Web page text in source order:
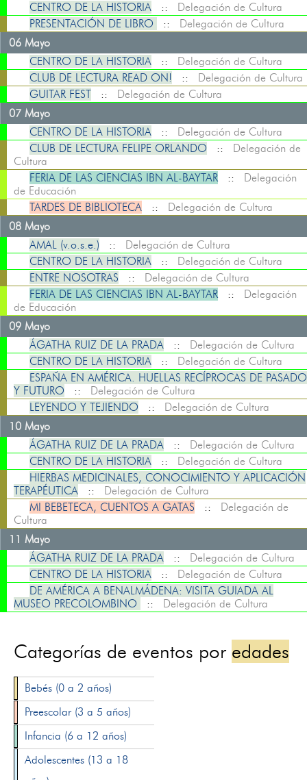
CENTRO DE LA HISTORIA :: Delegación de Cultura
PRESENTACIÓN DE LIBRO
:: Delegación de Cultura
06 Mayo
CENTRO DE LA HISTORIA :: Delegación de Cultura
CLUB DE LECTURA READ ON!
:: Delegación de Cultura
GUITAR FEST :: Delegación de Cultura
07 Mayo
CENTRO DE LA HISTORIA :: Delegación de Cultura
CLUB DE LECTURA FELIPE ORLANDO :: Delegación de
Cultura
FERIA DE LAS CIENCIAS IBN AL-BAYTAR:: Delegación
de Educación
TARDES DE BIBLIOTECA :: Delegación de Cultura
08 Mayo
AMAL (v.o.s.e.) :: Delegación de Cultura
CENTRO DE LA HISTORIA :: Delegación de Cultura
ENTRE NOSOTRAS :: Delegación de Cultura
FERIA DE LAS CIENCIAS IBN AL-BAYTAR:: Delegación
de Educación
09 Mayo
ÁGATHA RUIZ DE LA PRADA :: Delegación de Cultura
CENTRO DE LA HISTORIA :: Delegación de Cultura
ESPAÑA EN AMÉRICA. HUELLAS RECÍPROCAS DE PASADO
Y FUTURO :: Delegación de Cultura
LEYENDO Y TEJIENDO :: Delegación de Cultura
10 Mayo
ÁGATHA RUIZ DE LA PRADA :: Delegación de Cultura
CENTRO DE LA HISTORIA :: Delegación de Cultura
HIERBAS MEDICINALES, CONOCIMIENTO Y APLICACIÓN
TERAPÉUTICA :: Delegación de Cultura
MI BEBETECA, CUENTOS A GATAS :: Delegación de
Cultura
11 Mayo
ÁGATHA RUIZ DE LA PRADA :: Delegación de Cultura
CENTRO DE LA HISTORIA :: Delegación de Cultura
DE AMÉRICA A BENALMÁDENA: VISITA GUIADA AL
MUSEO PRECOLOMBINO
:: Delegación de Cultura
Categorías de eventos por edades
Bebés (0 a 2 años)
Preescolar (3 a 5 años)
Infancia (6 a 12 años)
Adolescentes (13 a 18